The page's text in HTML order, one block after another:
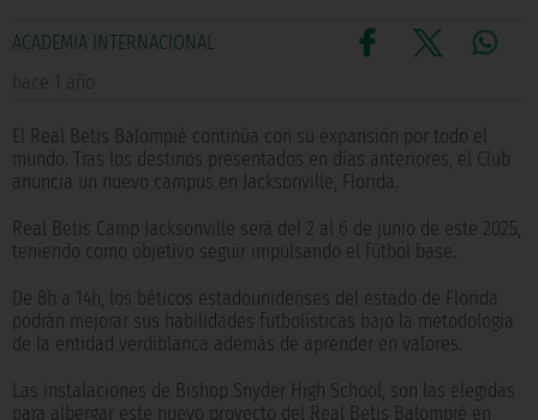
ACADEMIA INTERNACIONAL
hace 1 año
El Real Betis Balompié continúa con su expansión por todo el
mundo. Tras los destinos presentados en días anteriores, el Club
anuncia un nuevo campus en Jacksonville, Florida.
Real Betis Camp Jacksonville será del 2 al 6 de junio de este 2025,
teniendo como objetivo seguir impulsando el fútbol base.
De 8h a 14h, los béticos estadounidenses del estado de Florida
podrán mejorar sus habilidades futbolísticas bajo la metodología
de la entidad verdiblanca además de aprender en valores.
Las instalaciones de Bishop Snyder High School, son las elegidas
para albergar este nuevo proyecto del Real Betis Balompié en